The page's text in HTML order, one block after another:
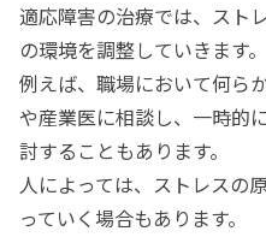
適応障害の治療では、スト
の環境を調整していきます。
例えば、職場において何ら
や産業医に相談し、一時的
討することもあります。
人によっては、ストレスの
っていく場合もあります。